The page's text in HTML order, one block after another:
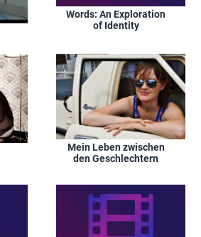
Words: An Exploration
of Identity
Mein Leben zwischen
den Geschlechtern